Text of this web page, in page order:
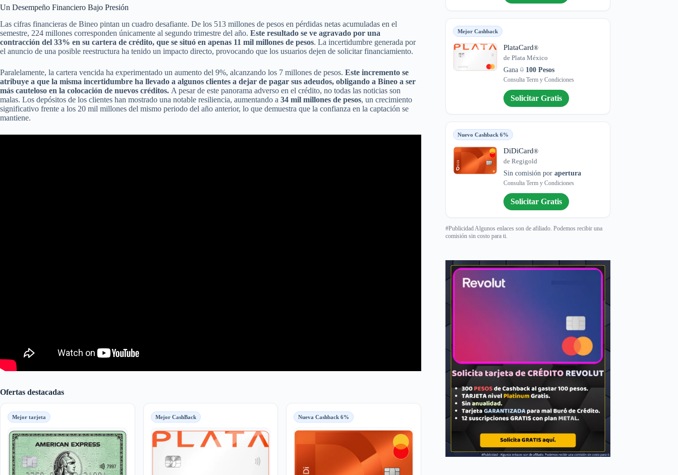
Un Desempeño Financiero Bajo Presión
Las cifras financieras de Bineo pintan un cuadro desafiante. De los 513 millones de pesos en pérdidas netas acumuladas en el
semestre, 224 millones corresponden únicamente al segundo trimestre del año. Este resultado se ve agravado por una
contracción del 33% en su cartera de crédito, que se situó en apenas 11 mil millones de pesos. La incertidumbre generada por
el anuncio de una posible reestructura ha tenido un impacto directo, provocando que los usuarios dejen de solicitar financiamiento.
Paralelamente, la cartera vencida ha experimentado un aumento del 9%, alcanzando los 7 millones de pesos. Este incremento se
atribuye a que la misma incertidumbre ha llevado a algunos clientes a dejar de pagar sus adeudos, obligando a Bineo a ser
más cauteloso en la colocación de nuevos créditos. A pesar de este panorama adverso en el crédito, no todas las noticias son
malas. Los depósitos de los clientes han mostrado una notable resiliencia, aumentando a 34 mil millones de pesos, un crecimiento
significativo frente a los 20 mil millones del mismo periodo del año anterior, lo que demuestra que la confianza en la captación se
mantiene.
Ofertas destacadas
Mejor tarjeta Mejor CashBack Nueva Cashback 6%
Mejor Cashback
PlataCard®
de Plata México
Gana0 100 Pesos
Consulta Term y Condiciones
Solicitar Gratis
Nuevo Cashback 6%
DiDiCard®
de Regigold
Sin comisión porapertura
Consulta Term y Condiciones
Solicitar Gratis
#Publicidad Algunos enlaces son de afiliado. Podemos recibir una
comisión sin costo para ti.